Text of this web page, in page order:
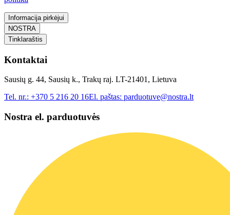
Informacija pirkėjui
NOSTRA
Tinklaraštis
Kontaktai
Sausių g. 44, Sausių k., Trakų raj. LT-21401, Lietuva
Tel. nr.: +370 5 216 20 16El. paštas: parduotuve@nostra.lt
Nostra el. parduotuvės